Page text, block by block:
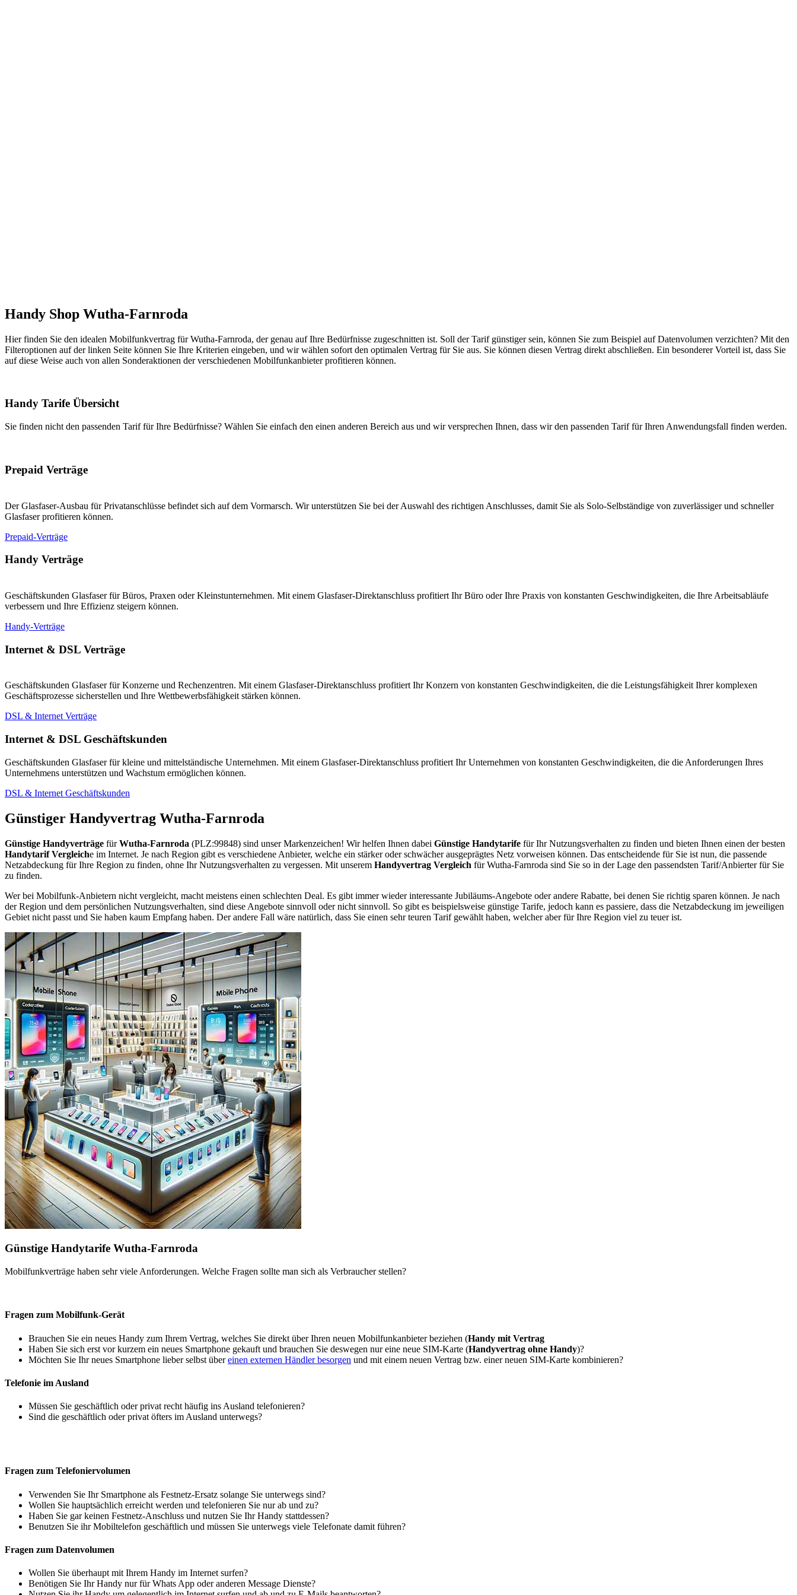
Handy Shop Wutha-Farnroda
Hier finden Sie den idealen Mobilfunkvertrag für Wutha-Farnroda, der genau auf Ihre Bedürfnisse zugeschnitten ist. Soll der Tarif günstiger sein, können Sie zum Beispiel auf Datenvolumen verzichten? Mit den
Filteroptionen auf der linken Seite können Sie Ihre Kriterien eingeben, und wir wählen sofort den optimalen Vertrag für Sie aus. Sie können diesen Vertrag direkt abschließen. Ein besonderer Vorteil ist, dass Sie
auf diese Weise auch von allen Sonderaktionen der verschiedenen Mobilfunkanbieter profitieren können.
Handy Tarife Übersicht
Sie finden nicht den passenden Tarif für Ihre Bedürfnisse? Wählen Sie einfach den einen anderen Bereich aus und wir versprechen Ihnen, dass wir den passenden Tarif für Ihren Anwendungsfall finden werden.
Prepaid Verträge
Der Glasfaser-Ausbau für Privatanschlüsse befindet sich auf dem Vormarsch. Wir unterstützen Sie bei der Auswahl des richtigen Anschlusses, damit Sie als Solo-Selbständige von zuverlässiger und schneller
Glasfaser profitieren können.
Prepaid-Verträge
Handy Verträge
Geschäftskunden Glasfaser für Büros, Praxen oder Kleinstunternehmen. Mit einem Glasfaser-Direktanschluss profitiert Ihr Büro oder Ihre Praxis von konstanten Geschwindigkeiten, die Ihre Arbeitsabläufe
verbessern und Ihre Effizienz steigern können.
Handy-Verträge
Internet & DSL Verträge
Geschäftskunden Glasfaser für Konzerne und Rechenzentren. Mit einem Glasfaser-Direktanschluss profitiert Ihr Konzern von konstanten Geschwindigkeiten, die die Leistungsfähigkeit Ihrer komplexen
Geschäftsprozesse sicherstellen und Ihre Wettbewerbsfähigkeit stärken können.
DSL & Internet Verträge
Internet & DSL Geschäftskunden
Geschäftskunden Glasfaser für kleine und mittelständische Unternehmen. Mit einem Glasfaser-Direktanschluss profitiert Ihr Unternehmen von konstanten Geschwindigkeiten, die die Anforderungen Ihres
Unternehmens unterstützen und Wachstum ermöglichen können.
DSL & Internet Geschäftskunden
Günstiger Handyvertrag Wutha-Farnroda
Günstige Handyverträge fürWutha-Farnroda (PLZ:99848) sind unser Markenzeichen! Wir helfen Ihnen dabei Günstige Handytarife für Ihr Nutzungsverhalten zu finden und bieten Ihnen einen der besten
Handytarif Vergleiche im Internet. Je nach Region gibt es verschiedene Anbieter, welche ein stärker oder schwächer ausgeprägtes Netz vorweisen können. Das entscheidende für Sie ist nun, die passende
Netzabdeckung für Ihre Region zu finden, ohne Ihr Nutzungsverhalten zu vergessen. Mit unserem Handyvertrag Vergleich für Wutha-Farnroda sind Sie so in der Lage den passendsten Tarif/Anbierter für Sie
zu finden.
Wer bei Mobilfunk-Anbietern nicht vergleicht, macht meistens einen schlechten Deal. Es gibt immer wieder interessante Jubiläums-Angebote oder andere Rabatte, bei denen Sie richtig sparen können. Je nach
der Region und dem persönlichen Nutzungsverhalten, sind diese Angebote sinnvoll oder nicht sinnvoll. So gibt es beispielsweise günstige Tarife, jedoch kann es passiere, dass die Netzabdeckung im jeweiligen
Gebiet nicht passt und Sie haben kaum Empfang haben. Der andere Fall wäre natürlich, dass Sie einen sehr teuren Tarif gewählt haben, welcher aber für Ihre Region viel zu teuer ist.
Günstige Handytarife Wutha-Farnroda
Mobilfunkverträge haben sehr viele Anforderungen. Welche Fragen sollte man sich als Verbraucher stellen?
Fragen zum Mobilfunk-Gerät
Brauchen Sie ein neues Handy zum Ihrem Vertrag, welches Sie direkt über Ihren neuen Mobilfunkanbieter beziehen (Handy mit Vertrag
Haben Sie sich erst vor kurzem ein neues Smartphone gekauft und brauchen Sie deswegen nur eine neue SIM-Karte (Handyvertrag ohne Handy)?
Möchten Sie Ihr neues Smartphone lieber selbst übereinen externen Händler besorgen und mit einem neuen Vertrag bzw. einer neuen SIM-Karte kombinieren?
Telefonie im Ausland
Müssen Sie geschäftlich oder privat recht häufig ins Ausland telefonieren?
Sind die geschäftlich oder privat öfters im Ausland unterwegs?
Fragen zum Telefoniervolumen
Verwenden Sie Ihr Smartphone als Festnetz-Ersatz solange Sie unterwegs sind?
Wollen Sie hauptsächlich erreicht werden und telefonieren Sie nur ab und zu?
Haben Sie gar keinen Festnetz-Anschluss und nutzen Sie Ihr Handy stattdessen?
Benutzen Sie ihr Mobiltelefon geschäftlich und müssen Sie unterwegs viele Telefonate damit führen?
Fragen zum Datenvolumen
Wollen Sie überhaupt mit Ihrem Handy im Internet surfen?
Benötigen Sie Ihr Handy nur für Whats App oder anderen Message Dienste?